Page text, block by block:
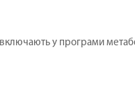
у програми